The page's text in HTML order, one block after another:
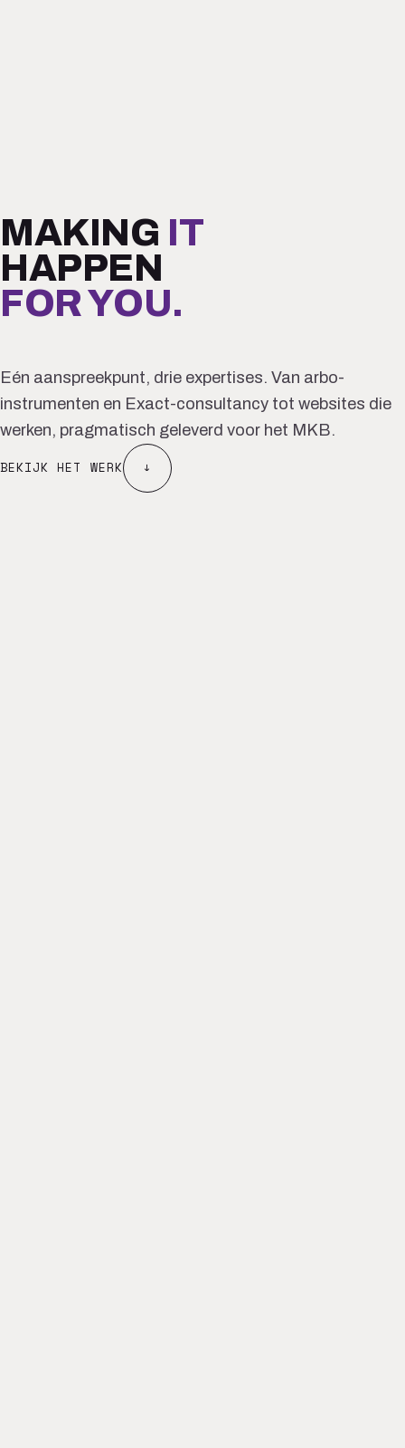
MAKING IT
HAPPEN
FOR YOU.
Eén aanspreekpunt, drie expertises. Van arbo-
instrumenten en Exact-consultancy tot websites die
werken, pragmatisch geleverd voor het MKB.
BEKIJK HET WERK ↓